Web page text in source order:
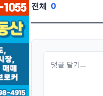
전체 0